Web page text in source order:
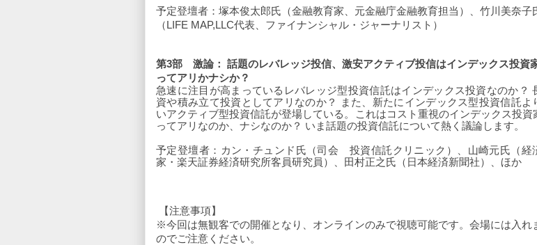
予定登壇者： 塚本俊太郎氏（金融教育家、元金融庁金融教育担当）、竹川美奈子
（LIFE MAP,LLC代表、ファイナンシャル・ジャーナリスト）
第3部 激論： 話題のレバレッジ投信、激安アクティブ投信はインデックス投資
ってアリかナシか？
急速に注目が高まっているレバレッジ型投資信託はインデックス投資なのか？
資や積み立て投資としてアリなのか？ また、新たにインデックス型投資信託よ
いアクティブ型投資信託が登場している。これはコスト重視のインデックス投資
ってアリなのか、ナシなのか？ いま話題の投資信託について熱く議論します。
予定登壇者：カン・チュンド氏（司会　投資信託クリニック）、山崎元氏（経
家・楽天証券経済研究所客員研究員）、田村正之氏（日本経済新聞社）、ほか
【注意事項】
※今回は無観客での開催となり、オンラインのみで視聴可能です。会場には入れ
のでご注意ください。